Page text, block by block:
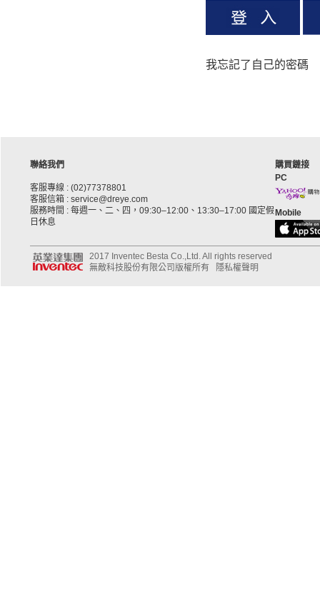
我忘記了自己的密碼
聯絡我們
客服專線 : (02)77378801
客服信箱 : service@dreye.com
服務時間 : 每週一、二、四，09:30–12:00、13:30–17:00 國定假
日休息
購買鏈接
PC
Mobile
2017 Inventec Besta Co.,Ltd. All rights reserved
無敵科技股份有限公司版權所有
隱私權聲明